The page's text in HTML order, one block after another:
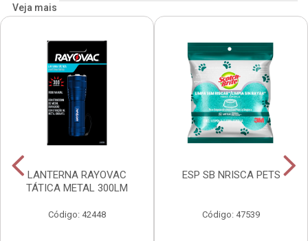
Veja mais
LANTERNA RAYOVAC
TÁTICA METAL 300LM
Código: 42448
ESP SB NRISCA PETS
Código: 47539